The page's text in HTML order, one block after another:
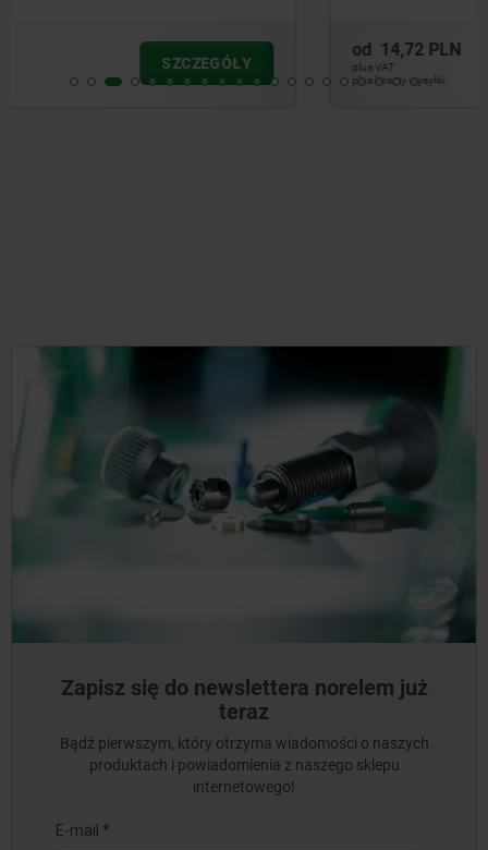
14,72 PLN
plus koszty wysyłki
SZCZEGÓŁY
Zapisz się do newslettera norelem już
teraz
Bądź pierwszym, który otrzyma wiadomości o naszych
produktach i powiadomienia z naszego sklepu
internetowego!